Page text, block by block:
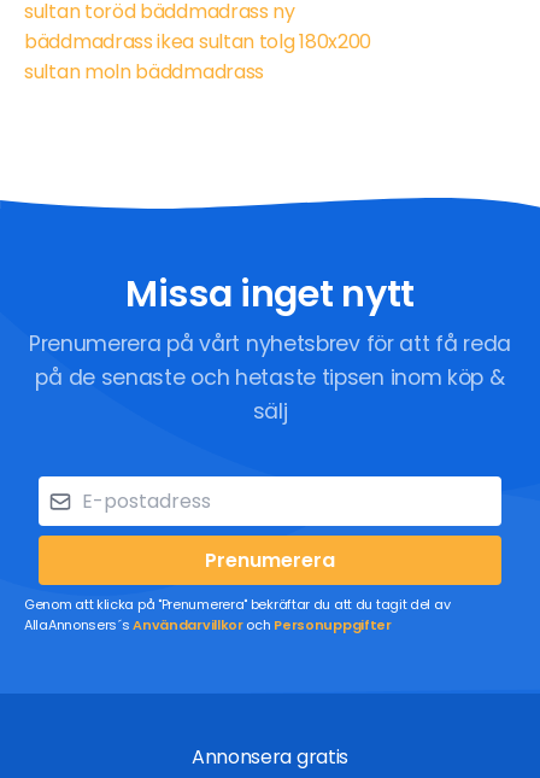
sultan toröd bäddmadrass ny
bäddmadrass ikea sultan tolg 180x200
sultan moln bäddmadrass
Missa inget nytt
Prenumerera på vårt nyhetsbrev för att få reda
på de senaste och hetaste tipsen inom köp &
sälj
Prenumerera
Genom att klicka på "Prenumerera" bekräftar du att du tagit del av
AllaAnnonsers´sAnvändarvillkoroch Personuppgifter
Annonsera gratis